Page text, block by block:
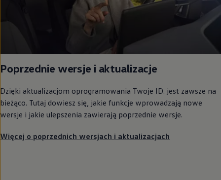
Poprzednie wersje i aktualizacje
Dzięki aktualizacjom oprogramowania Twoje ID. jest zawsze na
bieżąco. Tutaj dowiesz się, jakie funkcje wprowadzają nowe
wersje i jakie ulepszenia zawierają poprzednie wersje.
Więcej o poprzednich wersjach i aktualizacjach